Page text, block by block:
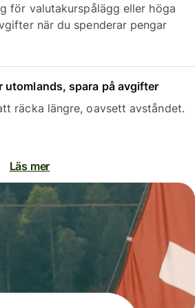
för valutakurspålägg eller höga
när du spenderar pengar
utomlands, spara på avgifter
räcka längre, oavsett avståndet.
Läs mer